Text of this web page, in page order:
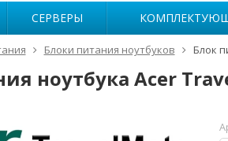
СЕРВЕРЫ
Блоки питания ноутбуков Блок
ноутбука Acer